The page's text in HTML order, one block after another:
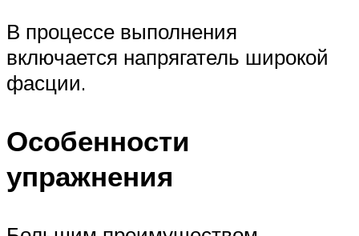
В процессе выполнения
включается напрягатель широкой
фасции.
Особенности
упражнения